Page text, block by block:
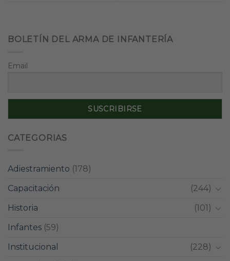
BOLETÍN DEL ARMA DE INFANTERÍA
Email
CATEGORIAS
Adiestramiento (178)
Capacitación
(244)
Historia
(101)
Infantes (59)
Institucional
(228)